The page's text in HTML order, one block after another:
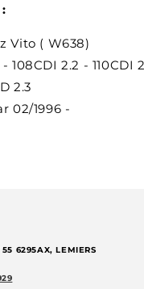
Vito ( W638)
- 108CDI 2.2 - 110CDI
2.3
02/1996 -
55 6295AX, LEMIERS